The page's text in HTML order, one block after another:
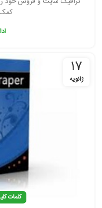
17
ژانویه
کلمات